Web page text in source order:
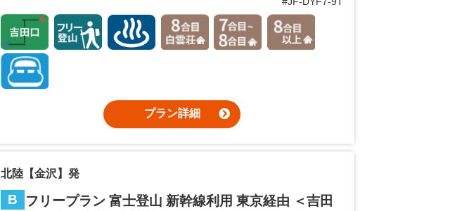
プラン詳細
北陸【金沢】発
B
フリープラン 富士登山 新幹線利用 東京経由 ＜吉田